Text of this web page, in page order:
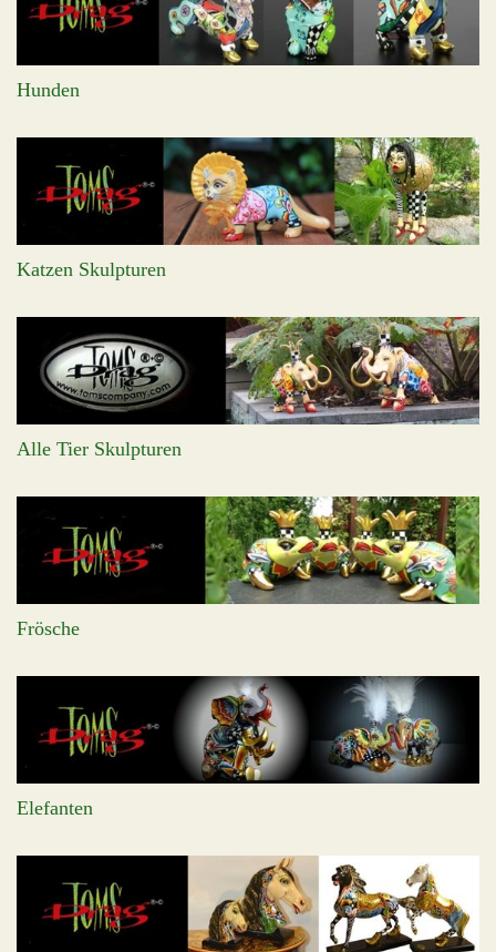
Hunden
Katzen Skulpturen
Alle Tier Skulpturen
Frösche
Elefanten